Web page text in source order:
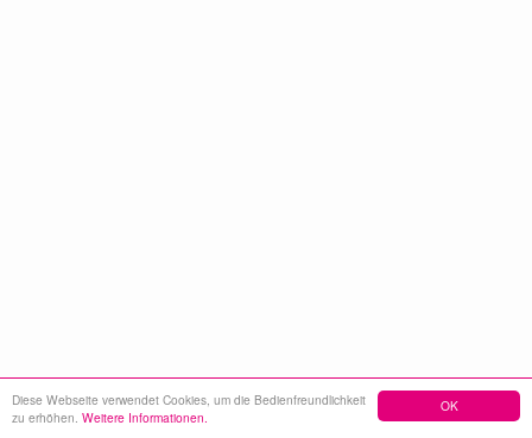
OK
Diese Webseite verwendet Cookies, um die Bedienfreundlichkeit
zu erhöhen. Weitere Informationen.